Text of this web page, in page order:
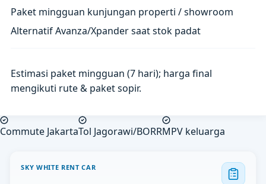
Paket mingguan kunjungan properti / showroom
Alternatif Avanza/Xpander saat stok padat
Estimasi paket mingguan (7 hari); harga final
mengikuti rute & paket sopir.
Commute JakartaTol Jagorawi/BORRMPV keluarga
SKY WHITE RENT CAR